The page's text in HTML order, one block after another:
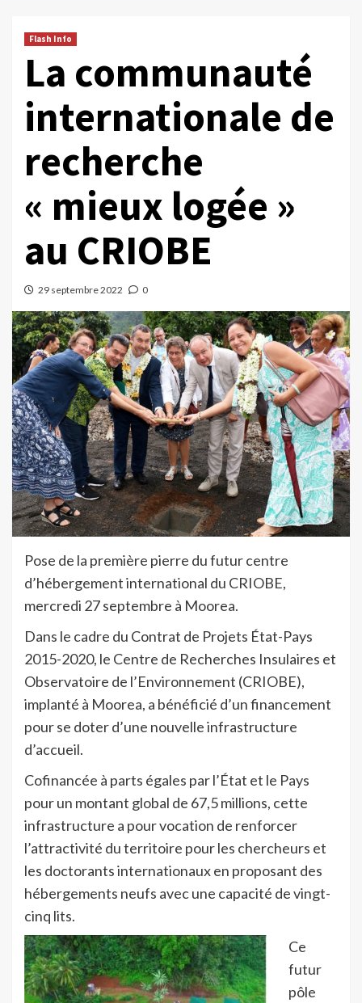
Flash Info
La communauté
internationale de
recherche
« mieux logée »
au CRIOBE
29 septembre 2022 0
Pose de la première pierre du futur centre
d’hébergement international du CRIOBE,
mercredi 27 septembre à Moorea.
Dans le cadre du Contrat de Projets État-Pays
2015-2020, le Centre de Recherches Insulaires et
Observatoire de l’Environnement (CRIOBE),
implanté à Moorea, a bénéficié d’un financement
pour se doter d’une nouvelle infrastructure
d’accueil.
Cofinancée à parts égales par l’État et le Pays
pour un montant global de 67,5 millions, cette
infrastructure a pour vocation de renforcer
l’attractivité du territoire pour les chercheurs et
les doctorants internationaux en proposant des
hébergements neufs avec une capacité de vingt-
cinq lits.
Ce
futur
pôle